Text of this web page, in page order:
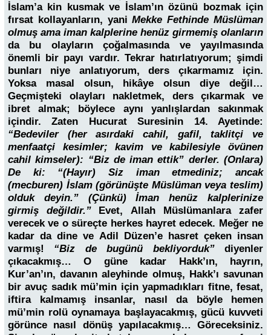
İslam’a kin kusmak ve İslam’ın özünü bozmak için
fırsat kollayanların, yaniMekke Fethinde Müslüman
olmuş ama iman kalplerine henüz girmemiş olanların
da bu olayların çoğalmasında ve yayılmasında
önemli bir payı vardır. Tekrar hatırlatıyorum; şimdi
bunları niye anlatıyorum, ders çıkarmamız için.
Yoksa masal olsun, hikâye olsun diye değil…
Geçmişteki olayları nakletmek, ders çıkarmak ve
ibret almak; böylece aynı yanlışlardan sakınmak
içindir. Zaten Hucurat Suresinin 14. Ayetinde:
“Bedeviler (her asırdaki cahil, gafil, taklitçi ve
menfaatçi kesimler;kavim ve kabilesiyle övünen
cahil kimseler): “Biz de iman ettik” derler. (Onlara)
De ki: “(Hayır) Siz iman etmediniz; ancak
(mecburen) İslam (görünüşte Müslüman veya teslim)
olduk deyin.” (Çünkü) İman henüz kalplerinize
girmiş değildir.”
Evet, Allah Müslümanlara zafer
verecek ve o süreçte herkes hayret edecek. Meğer ne
kadar da dine ve Adil Düzen’e hasret çeken insan
varmış! “Biz de bugünü bekliyorduk”diyenler
çıkacakmış… O güne kadar Hakk’ın, hayrın,
Kur’an’ın, davanın aleyhinde olmuş, Hakk’ı savunan
bir avuç sadık mü’min için yapmadıkları fitne, fesat,
iftira kalmamış insanlar, nasıl da böyle hemen
mü’min rolü oynamaya başlayacakmış, gücü kuvveti
görünce nasıl dönüş yapılacakmış… Göreceksiniz.